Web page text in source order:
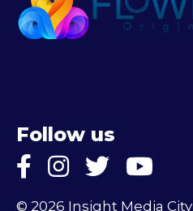
Follow us
© 2026 Insight Media City